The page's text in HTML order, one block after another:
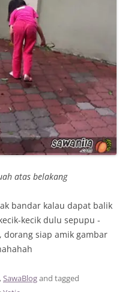
atas belakang
bandar kalau dapat balik
kecik dulu sepupu -
siap amik gambar
,SawaBlogand tagged